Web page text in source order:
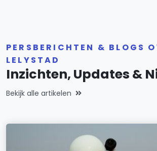
PERSBERICHTEN & BLOGS
LELYSTAD
Inzichten, Updates &
Bekijk alle artikelen